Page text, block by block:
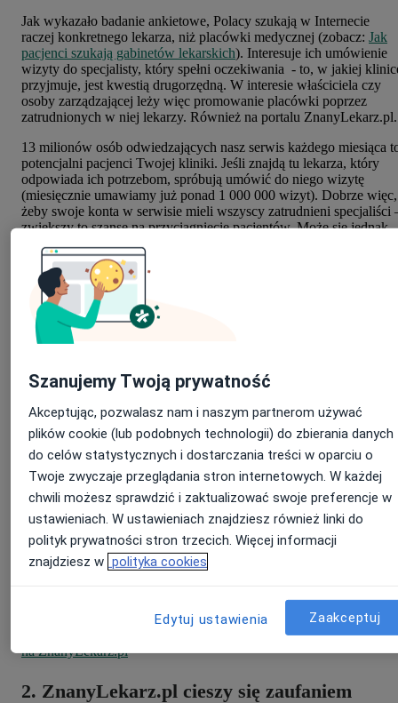
Jak wykazało badanie ankietowe, Polacy szukają w Internecie
raczej konkretnego lekarza, niż placówki medycznej (zobacz: Jak
pacjenci szukają gabinetów lekarskich). Interesuje ich umówienie
wizyty do specjalisty, który spełni oczekiwania - to, w jakiej
przyjmuje, jest kwestią drugorzędną. W interesie właściciela czy
osoby zarządzającej leży więc promowanie placówki poprzez
zatrudnionych w niej lekarzy. Również na portalu ZnanyLekarz.pl.
13 milionów osób odwiedzających nasz serwis każdego miesiąca
potencjalni pacjenci Twojej kliniki. Jeśli znajdą tu lekarza, który
odpowiada ich potrzebom, spróbują umówić do niego wizytę
(miesięcznie umawiamy już ponad 1 000 000 wizyt). Dobrze więc,
żeby swoje konta w serwisie mieli wszyscy zatrudnieni specjaliści
zwiększy to szanse na przyciągnięcie pacjentów. Może się jednak
zdarzyć, że lekarze zareagują niechęcią na sugestię założenia
profilu w ZnanyLekarz.pl. Jak można ich przekonać?
4 powody dla których lekarze
pracujący w placówce powinni
mieć profil na ZnanyLekarz.pl
1. Profil w ZnanyLekarz.pl to znakomita
profesjonalna wizytówka.
Umożliwia zaprezentowanie się w chętnie odwiedzanym przez
pacjentów miejscu, wyeksponowanie swoich osiągnięć i
umiejętności. Trudno o narzędzie, które w równie prosty sposób
pozwalałoby zbudować profesjonalny wizerunek. Co istotne,
są wysoko pozycjonowane w Google – lekarz, który chciałby np.
promować się poprzez własną stronę internetową, musiałby liczyć
👉 Zobacz także poradnik6 kroków do skutecznego profilu
na ZnanyLekarz.pl
2. ZnanyLekarz.pl cieszy się zaufaniem
Szanujemy Twoją prywatność
Akceptując, pozwalasz nam i naszym partnerom używać
plików cookie (lub podobnych technologii) do zbierania danych
do celów statystycznych i dostarczania treści w oparciu o
Twoje zwyczaje przeglądania stron internetowych. W każdej
chwili możesz sprawdzić i zaktualizować swoje preferencje w
ustawieniach. W ustawieniach znajdziesz również linki do
polityk prywatności stron trzecich. Więcej informacji
znajdziesz w polityka cookies
Edytuj ustawienia Zaakceptuj